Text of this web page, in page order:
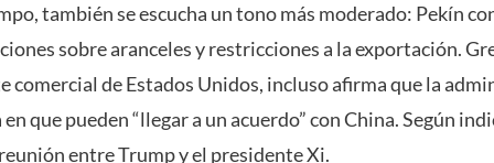
también se escucha un tono más moderado: Pekín
sobre aranceles y restricciones a la exportación.
comercial de Estados Unidos, incluso afirma que la
que pueden “llegar a un acuerdo” con China. Según
entre Trump y el presidente Xi.